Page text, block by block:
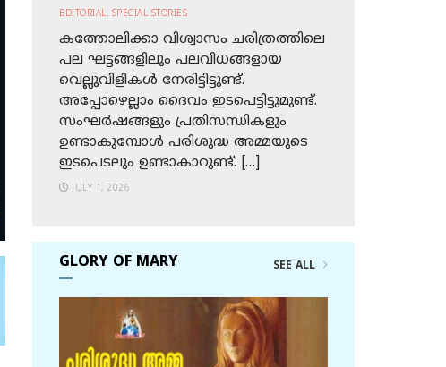
EDITORIAL, SPECIAL STORIES
കത്തോലിക്കാ വിശ്വാസം ചരിത്രത്തിലെ
പല ഘട്ടങ്ങളിലും പലവിധങ്ങളായ
വെല്ലുവിളികള്‍ നേരിട്ടിട്ടുണ്ട്.
അപ്പോഴെല്ലാം ദൈവം ഇടപെട്ടിട്ടുമുണ്ട്.
സംഘര്‍ഷങ്ങളും പ്രതിസന്ധികളും
ഉണ്ടാകുമ്പോള്‍ പരിശുദ്ധ അമ്മയുടെ
ഇടപെടലും ഉണ്ടാകാറുണ്ട്. […]
JULY 1, 2026
GLORY OF MARY SEE ALL